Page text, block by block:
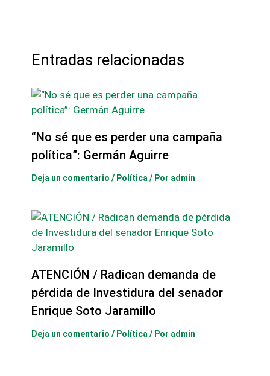
Entradas relacionadas
“No sé que es perder una campaña
política”: Germán Aguirre
Deja un comentario / Política/ Por admin
ATENCIÓN / Radican demanda de
pérdida de Investidura del senador
Enrique Soto Jaramillo
Deja un comentario / Política/ Por admin